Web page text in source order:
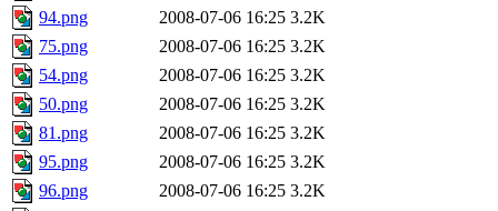
94.png
2008-07-06 16:25 3.2K
75.png
2008-07-06 16:25 3.2K
54.png
2008-07-06 16:25 3.2K
50.png
2008-07-06 16:25 3.2K
81.png
2008-07-06 16:25 3.2K
95.png
2008-07-06 16:25 3.2K
96.png
2008-07-06 16:25 3.2K